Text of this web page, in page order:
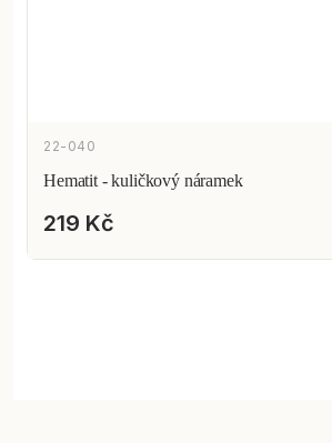
22-040
Hematit - kuličkový náramek
219 Kč